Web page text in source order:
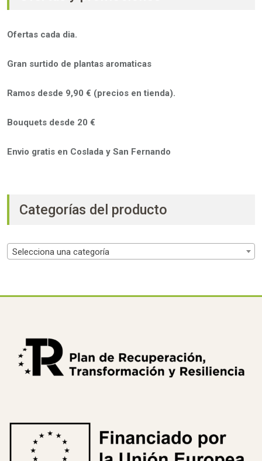
Ofertas cada dia.
Gran surtido de plantas aromaticas
Ramos desde 9,90 € (precios en tienda).
Bouquets desde 20 €
Envio gratis en Coslada y San Fernando
Categorías del producto
Selecciona una categoría